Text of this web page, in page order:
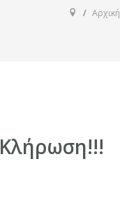
Αρχική